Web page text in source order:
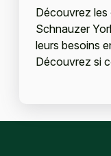
Découvrez les
Schnauzer
leurs besoins
Découvrez si